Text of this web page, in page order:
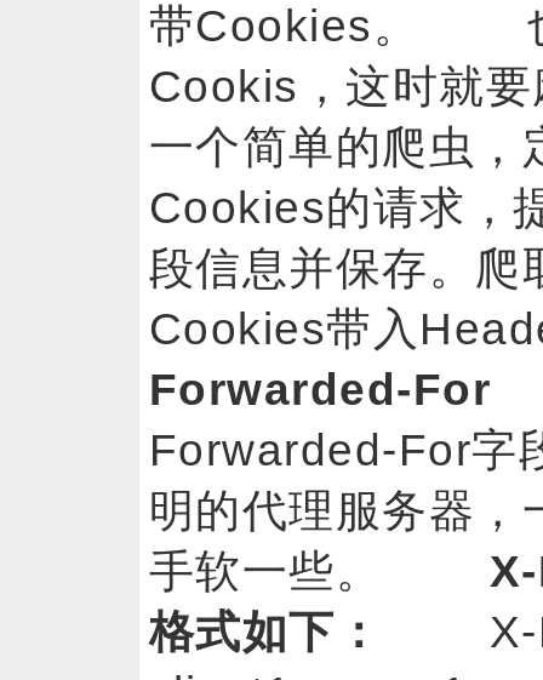
带Cookies。 也
Cookis，这时就
一个简单的爬虫，
Cookies的请求，
段信息并保存。爬
Cookies带入
Forwarded-For
Forwarded-For字
明的代理服务器，
手软一些。
格式如下：
X-